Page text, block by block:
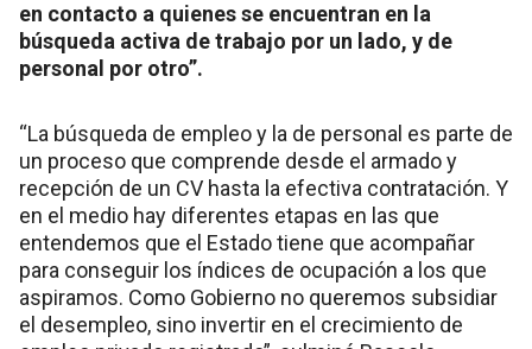
en contacto a quienes se encuentran en la
búsqueda activa de trabajo por un lado, y de
personal por otro”.
“La búsqueda de empleo y la de personal es parte de
un proceso que comprende desde el armado y
recepción de un CV hasta la efectiva contratación. Y
en el medio hay diferentes etapas en las que
entendemos que el Estado tiene que acompañar
para conseguir los índices de ocupación a los que
aspiramos. Como Gobierno no queremos subsidiar
el desempleo, sino invertir en el crecimiento de